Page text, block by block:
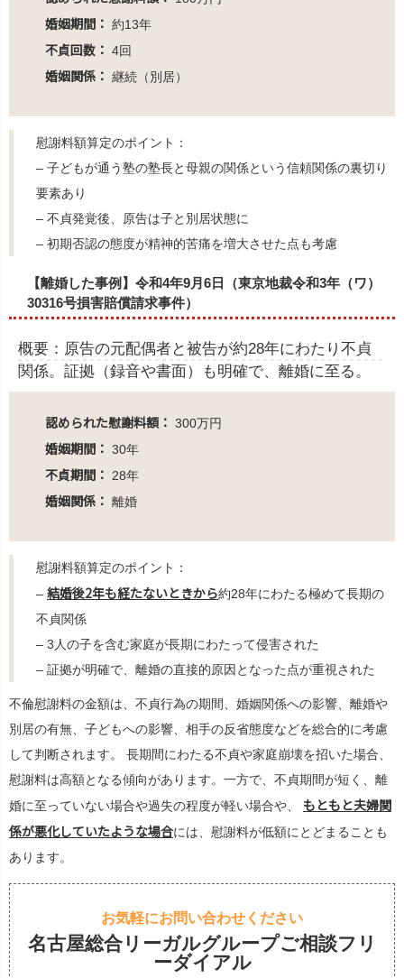
婚姻期間： 約13年
不貞回数： 4回
婚姻関係： 継続（別居）
慰謝料額算定のポイント：
– 子どもが通う塾の塾長と母親の関係という信頼関係の裏切り
要素あり
– 不貞発覚後、原告は子と別居状態に
– 初期否認の態度が精神的苦痛を増大させた点も考慮
【離婚した事例】令和4年9月6日（東京地裁令和3年（ワ）
30316号損害賠償請求事件）
概要：原告の元配偶者と被告が約28年にわたり不貞
関係。証拠（録音や書面）も明確で、離婚に至る。
認められた慰謝料額： 300万円
婚姻期間： 30年
不貞期間： 28年
婚姻関係： 離婚
慰謝料額算定のポイント：
– 結婚後2年も経たないときから約28年にわたる極めて長期の
不貞関係
– 3人の子を含む家庭が長期にわたって侵害された
– 証拠が明確で、離婚の直接的原因となった点が重視された
不倫慰謝料の金額は、不貞行為の期間、婚姻関係への影響、離婚や
別居の有無、子どもへの影響、相手の反省態度などを総合的に考慮
して判断されます。 長期間にわたる不貞や家庭崩壊を招いた場合、
慰謝料は高額となる傾向があります。一方で、不貞期間が短く、離
婚に至っていない場合や過失の程度が軽い場合や、 もともと夫婦関
係が悪化していたような場合には、慰謝料が低額にとどまることも
あります。
お気軽にお問い合わせください
名古屋総合リーガルグループご相談フリ
ーダイアル